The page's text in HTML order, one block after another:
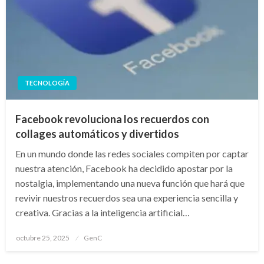
TECNOLOGÍA
Facebook revoluciona los recuerdos con
collages automáticos y divertidos
En un mundo donde las redes sociales compiten por captar
nuestra atención, Facebook ha decidido apostar por la
nostalgia, implementando una nueva función que hará que
revivir nuestros recuerdos sea una experiencia sencilla y
creativa. Gracias a la inteligencia artificial…
Publicado
octubre 25, 2025 GenC